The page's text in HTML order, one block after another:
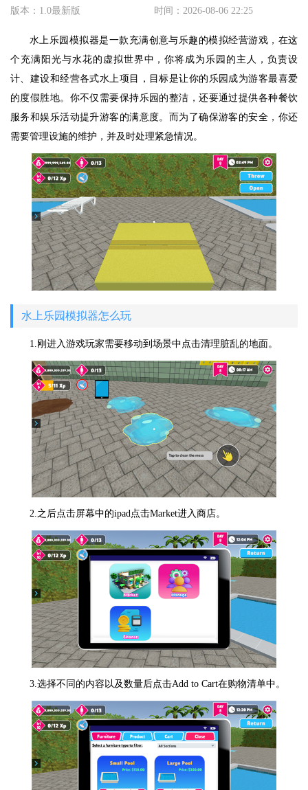
版本：1.0最新版 时间：2026-08-06 22:25
水上乐园模拟器是一款充满创意与乐趣的模拟经营游戏，在这
个充满阳光与水花的虚拟世界中，你将成为乐园的主人，负责设
计、建设和经营各式水上项目，目标是让你的乐园成为游客最喜爱
的度假胜地。你不仅需要保持乐园的整洁，还要通过提供各种餐饮
服务和娱乐活动提升游客的满意度。而为了确保游客的安全，你还
需要管理设施的维护，并及时处理紧急情况。
水上乐园模拟器怎么玩
1.刚进入游戏玩家需要移动到场景中点击清理脏乱的地面。
2.之后点击屏幕中的ipad点击Market进入商店。
3.选择不同的内容以及数量后点击Add to Cart在购物清单中。